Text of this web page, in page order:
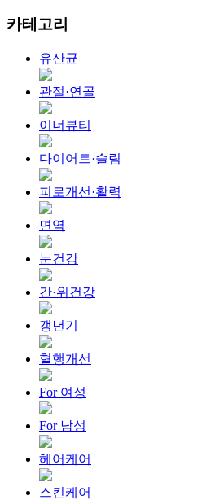
카테고리
유산균
관절·연골
이너뷰티
다이어트·슬림
피로개선·활력
면역
눈건강
간·위건강
갱년기
혈행개선
For 여성
For 남성
헤어케어
스킨케어